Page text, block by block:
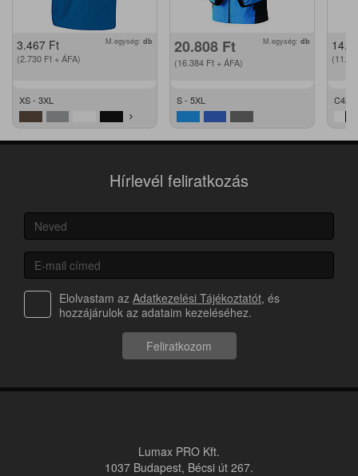
3.467 Ft
(2.730 Ft + ÁFA)
M.egység: db
XS - 3XL
20.808 Ft
(16.384 Ft + ÁFA)
M.egység: db
S - 5XL C42 -
Hírlevél feliratkozás
Elolvastam az Adatkezelési Tájékoztatót, és
hozzájárulok az adataim kezeléséhez.
Feliratkozom
Lumax PRO Kft.
1037 Budapest, Bécsi út 267.